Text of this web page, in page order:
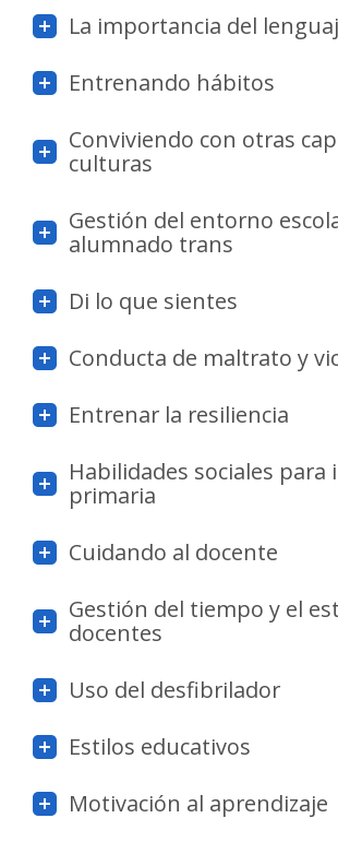
La importancia del
Entrenando hábitos
Conviviendo con otras
culturas
Gestión del entorno
alumnado trans
Di lo que sientes
Conducta de maltrato y
Entrenar la resiliencia
Habilidades sociales
primaria
Cuidando al docente
Gestión del tiempo y el
docentes
Uso del desfibrilador
Estilos educativos
Motivación al aprendizaje